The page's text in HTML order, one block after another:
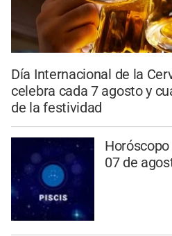
Día Internacional de la
celebra cada 7 agosto y
de la festividad
07 de